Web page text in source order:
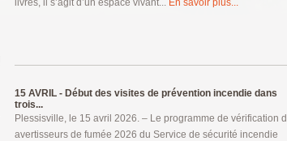
livres, il s’agit d’un espace vivant... En savoir plus...
15 AVRIL - Début des visites de prévention incendie dans
trois...
Plessisville, le 15 avril 2026. – Le programme de vérification
avertisseurs de fumée 2026 du Service de sécurité incendie